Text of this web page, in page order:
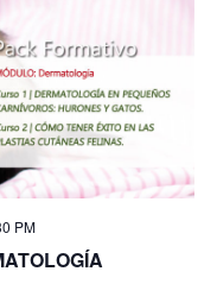
PM